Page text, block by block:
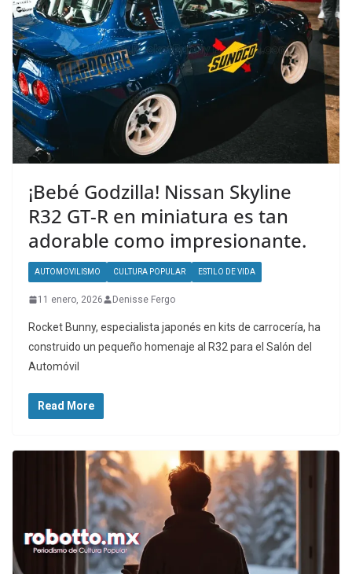
¡Bebé Godzilla! Nissan Skyline
R32 GT-R en miniatura es tan
adorable como impresionante.
AUTOMOVILISMO CULTURA POPULAR ESTILO DE VIDA
11 enero, 2026 Denisse Fergo
Rocket Bunny, especialista japonés en kits de carrocería, ha
construido un pequeño homenaje al R32 para el Salón del
Automóvil
Read More